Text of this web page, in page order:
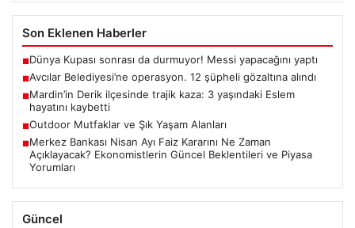
Son Eklenen Haberler
■Dünya Kupası sonrası da durmuyor! Messi yapacağını yaptı
■Avcılar Belediyesi’ne operasyon. 12 şüpheli gözaltına alındı
■Mardin’in Derik ilçesinde trajik kaza: 3 yaşındaki Eslem
hayatını kaybetti
■Outdoor Mutfaklar ve Şık Yaşam Alanları
■Merkez Bankası Nisan Ayı Faiz Kararını Ne Zaman
Açıklayacak? Ekonomistlerin Güncel Beklentileri ve Piyasa
Yorumları
Güncel